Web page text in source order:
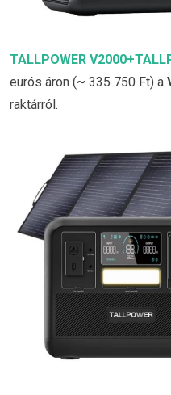
TALLPOWER
eurós áron (~ 335 750 Ft) a
raktárról.